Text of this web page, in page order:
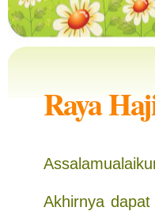
Raya
Akhirnya